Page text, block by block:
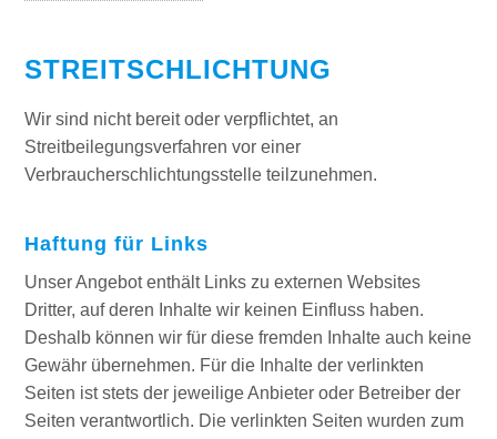
STREITSCHLICHTUNG
Wir sind nicht bereit oder verpflichtet, an
Streitbeilegungsverfahren vor einer
Verbraucherschlichtungsstelle teilzunehmen.
Haftung für Links
Unser Angebot enthält Links zu externen Websites
Dritter, auf deren Inhalte wir keinen Einfluss haben.
Deshalb können wir für diese fremden Inhalte auch keine
Gewähr übernehmen. Für die Inhalte der verlinkten
Seiten ist stets der jeweilige Anbieter oder Betreiber der
Seiten verantwortlich. Die verlinkten Seiten wurden zum